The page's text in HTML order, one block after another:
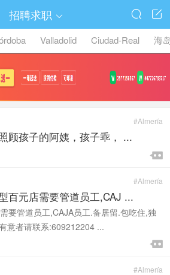
招聘求职  

Valladolid Ciudad-Real 海
#Almería
顾孩子的阿姨，孩子乖， ...


#Almería
百元店需要管道员工,CAJ ...
要管道员工,CAJA员工.备居留.包吃住,独
意者请联系:609212204 ...


#Almería